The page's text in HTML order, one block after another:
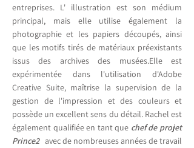
entreprises. L' illustration est son médium
principal, mais elle utilise également la
photographie et les papiers découpés, ainsi
que les motifs tirés de matériaux préexistants
issus des archives des musées.Elle est
expérimentée dans l'utilisation d'Adobe
Creative Suite, maîtrise la supervision de la
gestion de l'impression et des couleurs et
possède un excellent sens du détail. Rachel est
également qualifiée en tant que chef de projet
Prince2 avec de nombreuses années de travail